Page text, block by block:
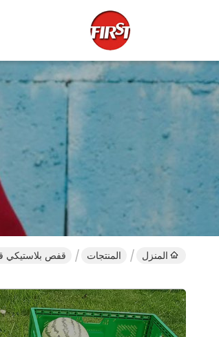
المنزل المنتجات قفص بلاستيكي